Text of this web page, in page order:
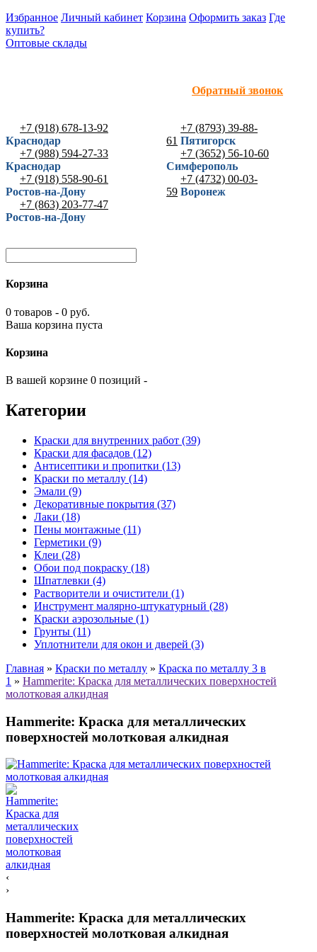
Избранное Личный кабинет Корзина Оформить заказ Где
купить?
Оптовые склады
Обратный звонок
+7 (918) 678-13-92
Краснодар
+7 (988) 594-27-33
Краснодар
+7 (918) 558-90-61
Ростов-на-Дону
+7 (863) 203-77-47
Ростов-на-Дону
+7 (8793) 39-88-
61 Пятигорск
+7 (3652) 56-10-60
Симферополь
+7 (4732) 00-03-
59 Воронеж
Корзина
0 товаров - 0 руб.
Ваша корзина пуста
Корзина
В вашей корзине 0 позиций -
Категории
Краски для внутренних работ (39)
Краски для фасадов (12)
Антисептики и пропитки (13)
Краски по металлу (14)
Эмали (9)
Декоративные покрытия (37)
Лаки (18)
Пены монтажные (11)
Герметики (9)
Клеи (28)
Обои под покраску (18)
Шпатлевки (4)
Растворители и очистители (1)
Инструмент малярно-штукатурный (28)
Краски аэрозольные (1)
Грунты (11)
Уплотнители для окон и дверей (3)
Главная » Краски по металлу » Краска по металлу 3 в
1 » Hammerite: Краска для металлических поверхностей
молотковая алкидная
Hammerite: Краска для металлических
поверхностей молотковая алкидная
‹
›
Hammerite: Краска для металлических
поверхностей молотковая алкидная